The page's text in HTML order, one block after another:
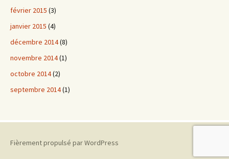
février 2015 (3)
janvier 2015 (4)
décembre 2014(8)
novembre 2014(1)
octobre 2014(2)
septembre 2014(1)
Fièrement propulsé par WordPress